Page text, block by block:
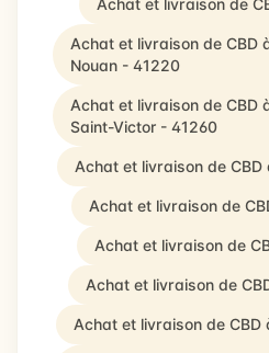
Achat et livraison de
Achat et livraison de CBD
Nouan - 41220
Achat et livraison de CBD
Saint-Victor - 41260
Achat et livraison de
Achat et livraison de
Achat et livraison de
Achat et livraison de
Achat et livraison de CBD